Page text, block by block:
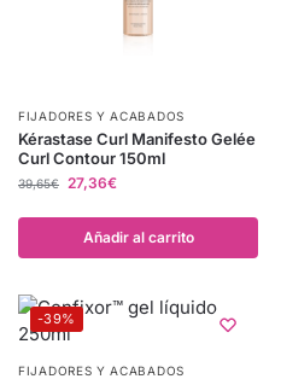
FIJADORES Y ACABADOS
Kérastase Curl Manifesto Gelée
Curl Contour 150ml
39,65€ 27,36€
Añadir al carrito
-39%
FIJADORES Y ACABADOS